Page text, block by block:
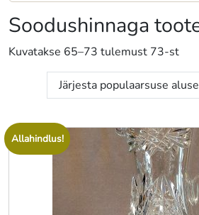
Soodushinnaga
Kuvatakse 65–73 tulemust 73-st
Allahindlus!